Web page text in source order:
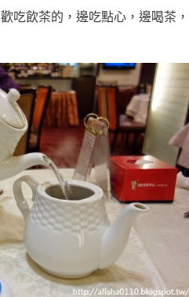
吃飲茶的，邊吃點心，邊喝茶，